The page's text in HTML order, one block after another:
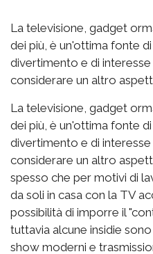
La televisione, gadget
dei più, è un'ottima fonte
divertimento e di
considerare un altro
La televisione, gadget
dei più, è un'ottima fonte
divertimento e di
considerare un altro
spesso che per motivi di
da soli in casa con la TV
possibilità di imporre il
tuttavia alcune insidie
show moderni e